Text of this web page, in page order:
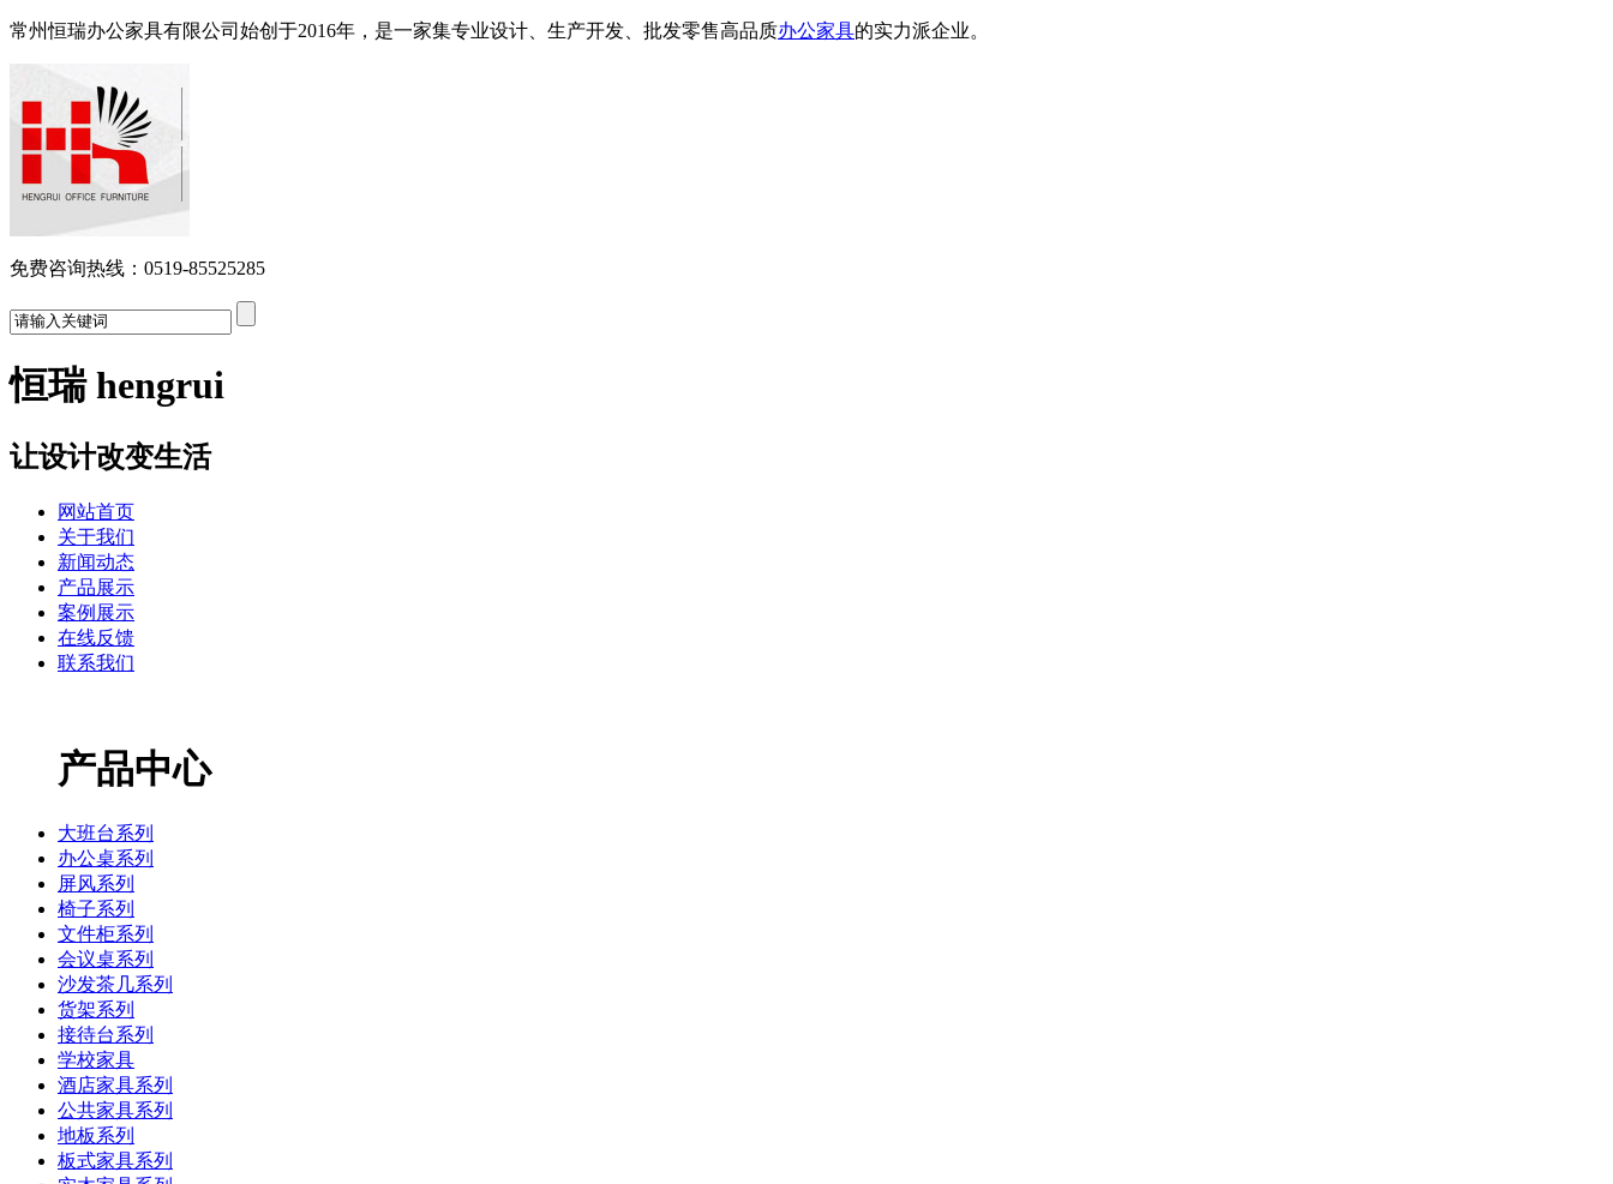
常州恒瑞办公家具有限公司始创于2016年，是一家集专业设计、生产开发、批发零售高品质办公家具的实力派企业。
免费咨询热线：0519-85525285
恒瑞 hengrui
让设计改变生活
网站首页
关于我们
新闻动态
产品展示
案例展示
在线反馈
联系我们
产品中心
大班台系列
办公桌系列
屏风系列
椅子系列
文件柜系列
会议桌系列
沙发茶几系列
货架系列
接待台系列
学校家具
酒店家具系列
公共家具系列
地板系列
板式家具系列